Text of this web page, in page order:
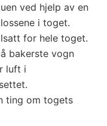
ved hjelp av en
i toget.
for hele toget.
bakerste vogn
luft i
ting om togets